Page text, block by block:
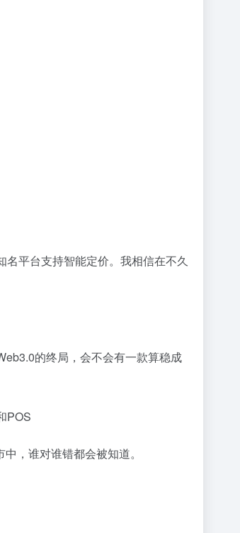
名平台支持智能定价。我相信在不久
的终局，会不会有一款算稳成
POS
，谁对谁错都会被知道。